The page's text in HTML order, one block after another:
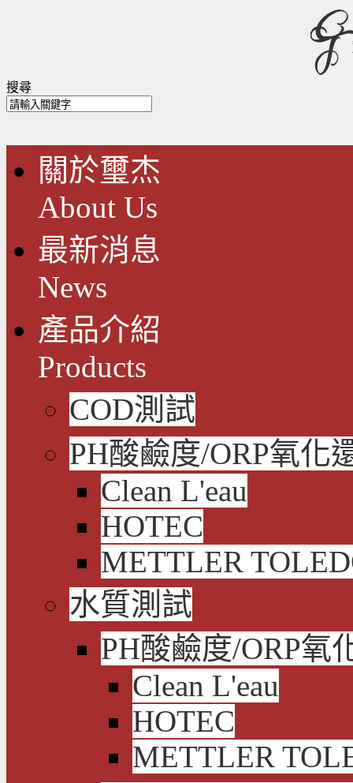
搜尋
關於璽杰
About Us
最新消息
News
產品介紹
Products
COD測試
PH酸鹼度/ORP氧化
Clean L'eau
HOTEC
METTLER
水質測試
PH酸鹼度/ORP氧
Clean L'eau
HOTEC
METTLER